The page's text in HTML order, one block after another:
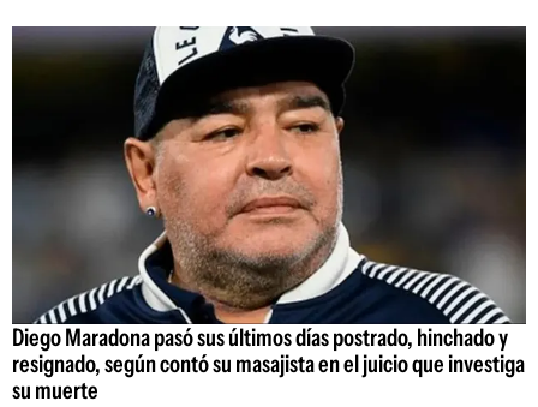
Diego Maradona pasó sus últimos días postrado, hinchado y
resignado, según contó su masajista en el juicio que investiga
su muerte